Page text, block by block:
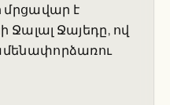
է
Ջալալ Ջայեդը, ով